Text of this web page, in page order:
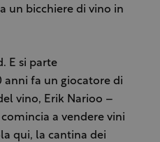
un bicchiere di vino in
E si parte
fa un giocatore di
vino, Erik Narioo –
a vendere vini
qui, la cantina dei